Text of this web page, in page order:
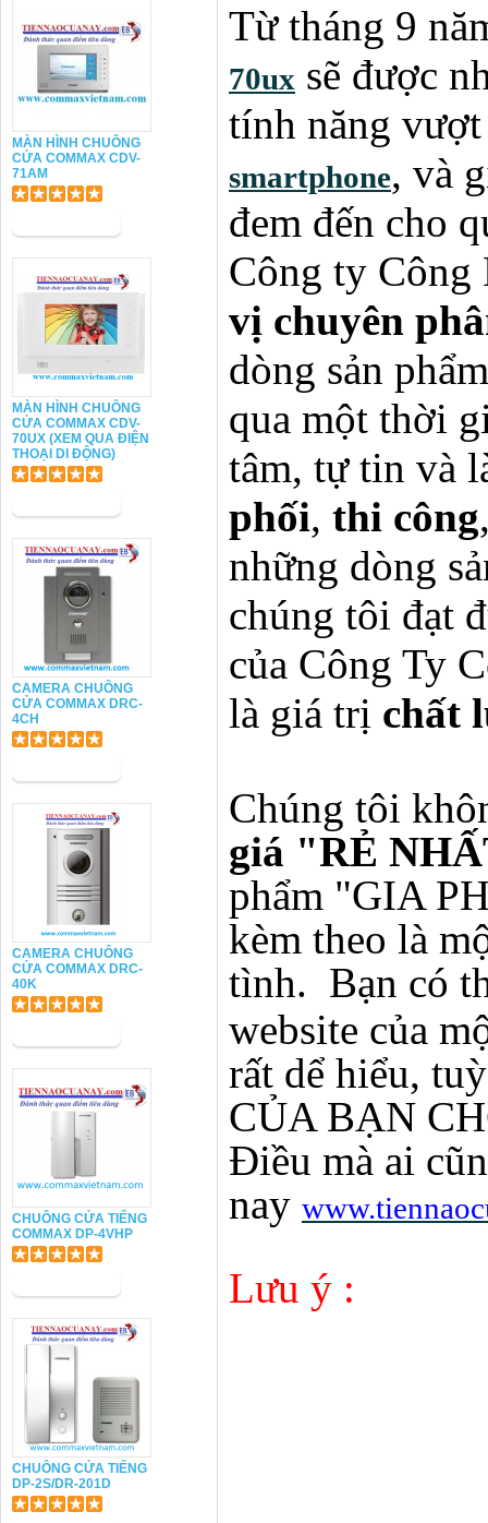
MÀN HÌNH CHUÔNG
CỬA COMMAX CDV-
71AM
MÀN HÌNH CHUÔNG
CỬA COMMAX CDV-
70UX (XEM QUA ĐIỆN
THOẠI DI ĐỘNG)
CAMERA CHUÔNG
CỬA COMMAX DRC-
4CH
CAMERA CHUÔNG
CỬA COMMAX DRC-
40K
CHUÔNG CỬA TIẾNG
COMMAX DP-4VHP
CHUÔNG CỬA TIẾNG
DP-2S/DR-201D
Từ tháng 9
70ux sẽ được
tính năng
smartphone, và
đem đến cho
Công ty
vị chuyên
dòng sản
qua một thời
tâm, tự tin và
phối, thi công
những dòng
chúng tôi đạt
của Công Ty
là giá trị chất
Chúng tôi
giá "RẺ
phẩm "GIA
kèm theo là
tình. Bạn có
website của
rất dể hiểu,
CỦA BẠN
Điều mà ai
nay
Lưu ý